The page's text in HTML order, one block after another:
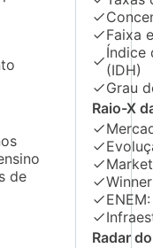
de
Faixa
Índice
(IDH)
Grau
Raio-X
Radar